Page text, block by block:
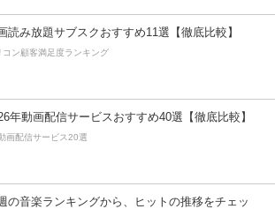
読み放題サブスクおすすめ11選【徹底比較】
コン顧客満足度ランキング
年動画配信サービスおすすめ40選【徹底比較】
画配信サービス20選
の音楽ランキングから、ヒットの推移をチェッ